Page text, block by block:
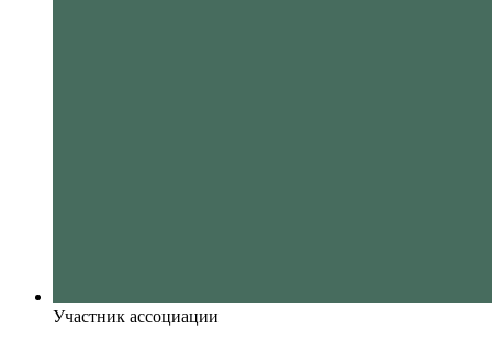
Участник ассоциации